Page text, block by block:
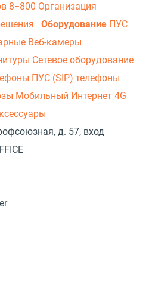
8−800 Организация
Оборудование ПУС
Веб-камеры
Сетевое оборудование
ПУС (SIP) телефоны
Мобильный Интернет 4G
д. 57, вход